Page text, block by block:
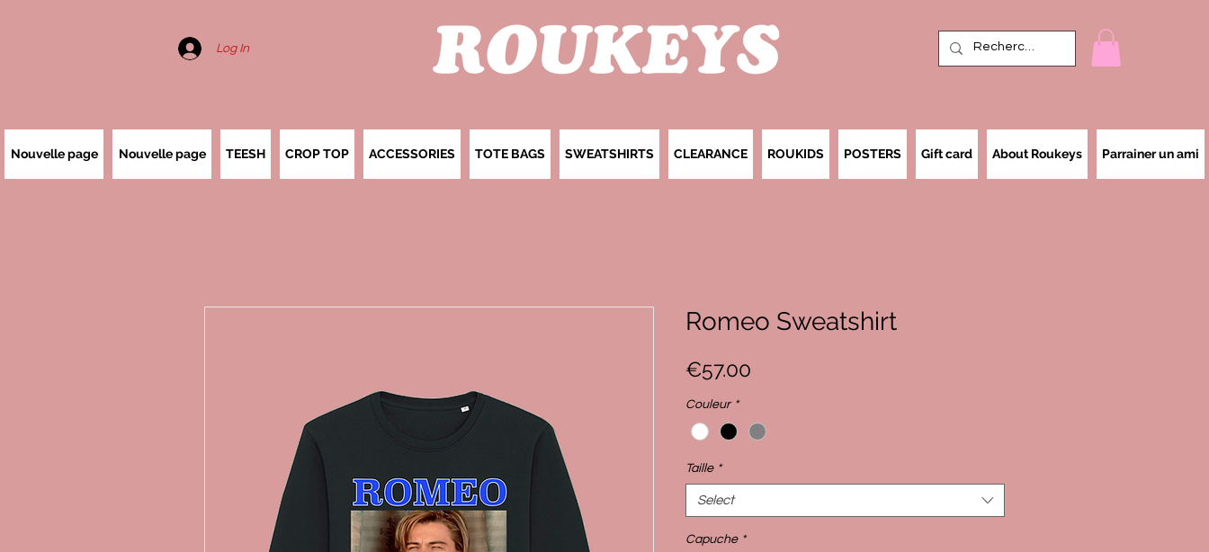
Log In
Nouvelle page Nouvelle page TEESH CROP TOP ACCESSORIES TOTE BAGS SWEATSHIRTS CLEARANCE ROUKIDS POSTERS Gift card About Roukeys Parrainer un ami
Romeo Sweatshirt
€57.00
Couleur *
Taille *
Select
Capuche *